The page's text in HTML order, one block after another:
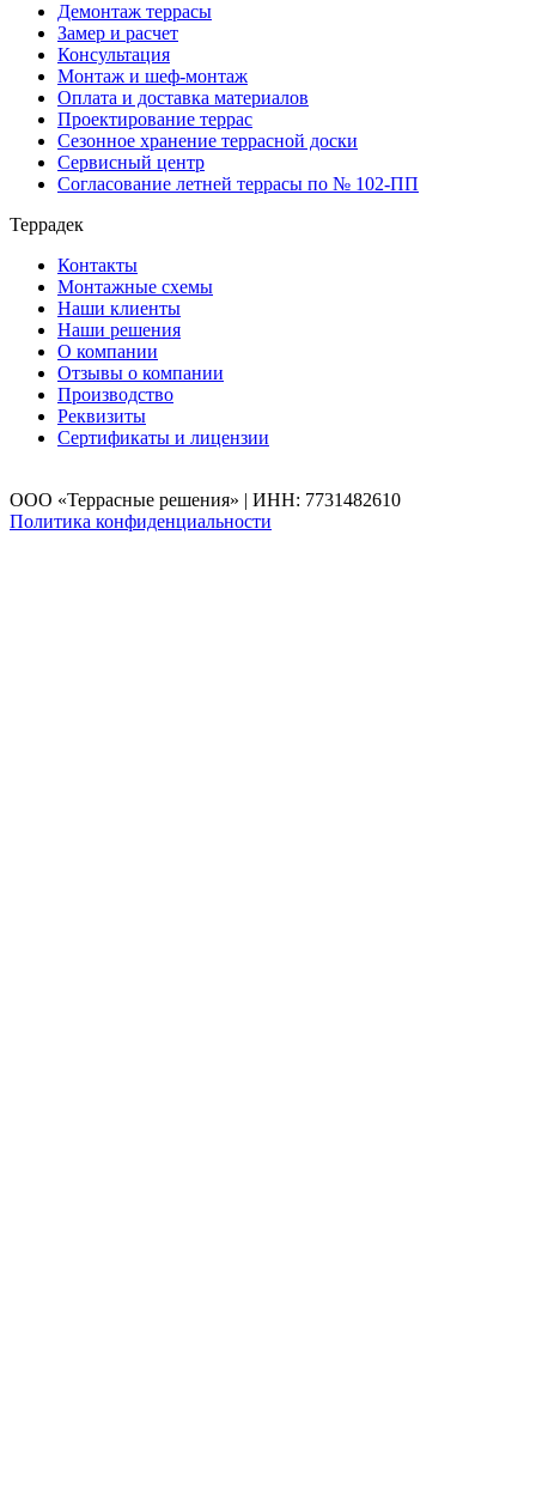
Демонтаж террасы
Замер и расчет
Консультация
Монтаж и шеф-монтаж
Оплата и доставка материалов
Проектирование террас
Сезонное хранение террасной доски
Сервисный центр
Согласование летней террасы по № 102-ПП
Террадек
Контакты
Монтажные схемы
Наши клиенты
Наши решения
О компании
Отзывы о компании
Производство
Реквизиты
Сертификаты и лицензии
ООО «Террасные решения» | ИНН: 7731482610
Политика конфиденциальности